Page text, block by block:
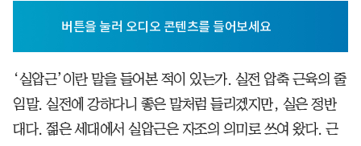
‘실압근’이란 말을 들어본 적이 있는가. 실전 압축 근육의 줄
임말. 실전에 강하다니 좋은 말처럼 들리겠지만, 실은 정반
대다. 젊은 세대에서 실압근은 자조의 의미로 쓰여 왔다. 근